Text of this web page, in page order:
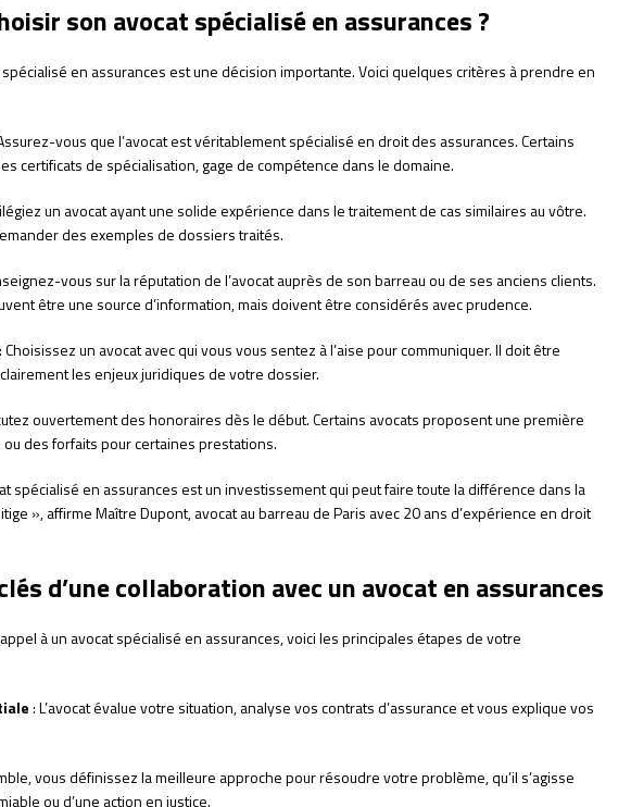
son avocat spécialisé en assurances ?
spécialisé en assurances est une décision importante. Voici quelques critères à prendre en
vous que l’avocat est véritablement spécialisé en droit des assurances. Certains
certificats de spécialisation, gage de compétence dans le domaine.
un avocat ayant une solide expérience dans le traitement de cas similaires au vôtre.
des exemples de dossiers traités.
vous sur la réputation de l’avocat auprès de son barreau ou de ses anciens clients.
être une source d’information, mais doivent être considérés avec prudence.
: Choisissez un avocat avec qui vous vous sentez à l’aise pour communiquer. Il doit être
les enjeux juridiques de votre dossier.
ouvertement des honoraires dès le début. Certains avocats proposent une première
des forfaits pour certaines prestations.
spécialisé en assurances est un investissement qui peut faire toute la différence dans la
», affirme Maître Dupont, avocat au barreau de Paris avec 20 ans d’expérience en droit
d’une collaboration avec un avocat en assurances
à un avocat spécialisé en assurances, voici les principales étapes de votre
: L’avocat évalue votre situation, analyse vos contrats d’assurance et vous explique vos
vous définissez la meilleure approche pour résoudre votre problème, qu’il s’agisse
ou d’une action en justice.